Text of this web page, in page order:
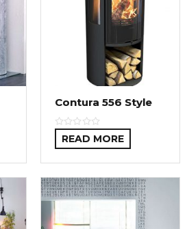
Contura 556 Style
READ MORE